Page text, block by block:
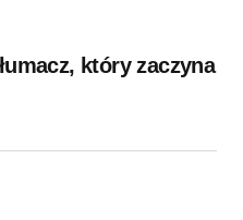
który zaczyna